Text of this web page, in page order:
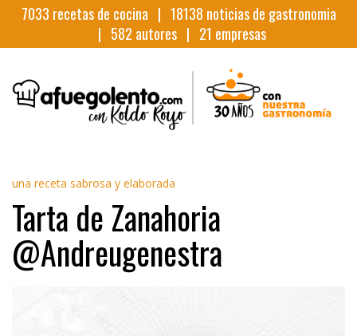
7033 recetas de cocina | 18138 noticias de gastronomia
| 582 autores | 21 empresas
una receta sabrosa y elaborada
Tarta de Zanahoria
@Andreugenestra